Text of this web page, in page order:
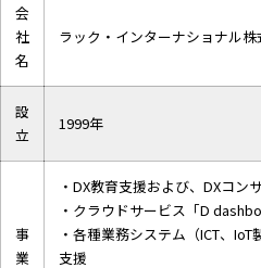
会
社
名
ラック・インターナショナル株
設
立
1999年
事
業
・DX教育支援および、DXコン
・クラウドサービス「D
・各種業務システム（ICT、
支援